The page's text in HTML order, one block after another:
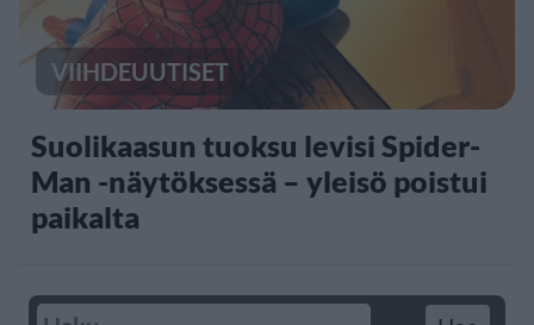
VIIHDEUUTISET
Suolikaasun tuoksu levisi Spider-
Man -näytöksessä – yleisö poistui
paikalta